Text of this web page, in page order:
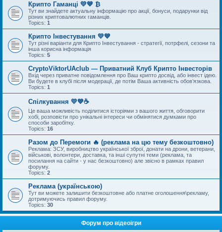
Крипто Гаманці 💛💙 ₿
Тут ви знайдете актуальну інформацію про акції, бонуси, подарунки від
різних криптовалютних гаманців.
Topics: 1
Крипто Інвестування 💛💙
Тут різні варіанти для Крипто Інвестування - стратегії, потрфелі, сезони та
інша корисна інформація
Topics: 5
CryptoViktorUAclub — Приватний Клуб Крипто Інвесторів
Вхід через приватне повідомлення про Ваш крипто досвід, або інвест ідею.
Ви будете в клубі після модерації, де потім Ваша активність обов’язкова.
Topics: 1
Спілкування 💛💙☕
Це ваша можливість поділитися історіями з вашого життя, обговорити
хобі, розповісти про унікальні інтереси чи обмінятися думками про
способи заробітку.
Topics: 16
Разом до Перемоги 🔥 (реклама на цю тему безкоштовно)
Реклама: ЗСУ, виробництво української зброї, донати на дрони, ветерани,
військові, волонтери, доставка, та інші супутні теми (реклама, та
посилання на сайти - у нас безкоштовно) але звісно в рамках правил
форуму.
Topics: 2
Реклама (українською)
Тут ви можете залишити безкоштовне або платне оголошення\рекламу,
дотримуючись правил форуму.
Topics: 30
Форум про відеоігри